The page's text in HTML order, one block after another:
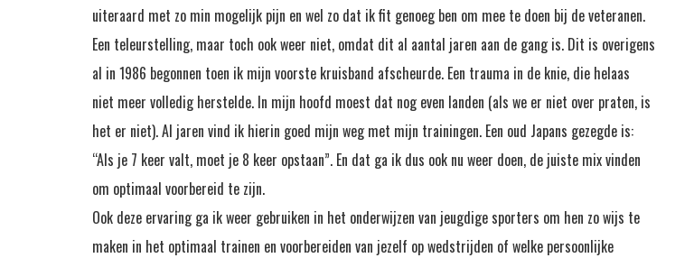
uiteraard met zo min mogelijk pijn en wel zo dat ik fit genoeg ben om mee te doen bij de veteranen.
Een teleurstelling, maar toch ook weer niet, omdat dit al aantal jaren aan de gang is. Dit is overigens
al in 1986 begonnen toen ik mijn voorste kruisband afscheurde. Een trauma in de knie, die helaas
niet meer volledig herstelde. In mijn hoofd moest dat nog even landen (als we er niet over praten, is
het er niet). Al jaren vind ik hierin goed mijn weg met mijn trainingen. Een oud Japans gezegde is:
“Als je 7 keer valt, moet je 8 keer opstaan”. En dat ga ik dus ook nu weer doen, de juiste mix vinden
om optimaal voorbereid te zijn.
Ook deze ervaring ga ik weer gebruiken in het onderwijzen van jeugdige sporters om hen zo wijs te
maken in het optimaal trainen en voorbereiden van jezelf op wedstrijden of welke persoonlijke